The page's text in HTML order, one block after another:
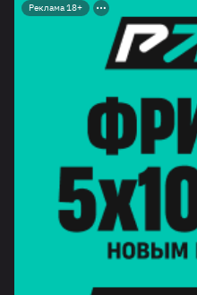
Реклама 18+